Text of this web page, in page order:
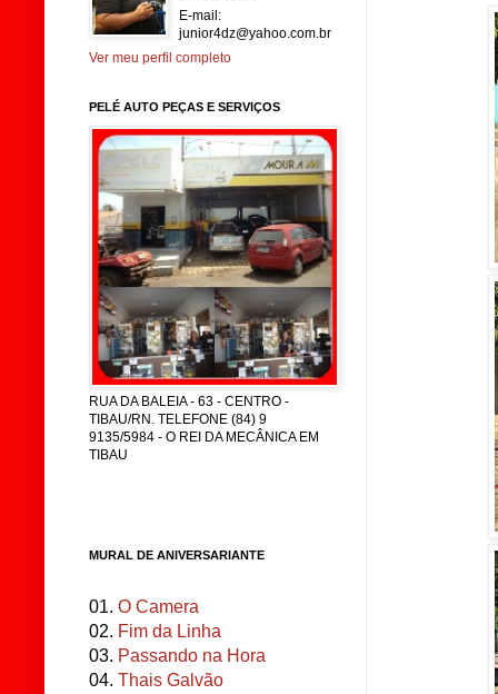
E-mail:
junior4dz@yahoo.com.br
Ver meu perfil completo
PELÉ AUTO PEÇAS E SERVIÇOS
RUA DA BALEIA - 63 - CENTRO -
TIBAU/RN. TELEFONE (84) 9
9135/5984 - O REI DA MECÂNICA EM
TIBAU
MURAL DE ANIVERSARIANTE
01. O Camera
02. Fim da Linha
03. Passando na Hora
04. Thais Galvão